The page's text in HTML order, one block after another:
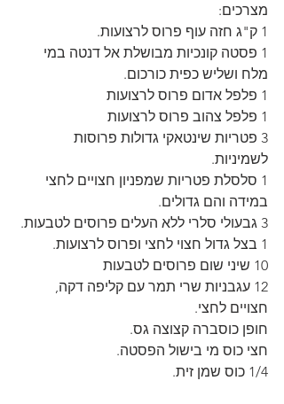
מצרכים:
1 ק"ג חזה עוף פרוס לרצועות.
1 פסטה קונכיות מבושלת אל דנטה במי
מלח ושליש כפית כורכום.
1 פלפל אדום פרוס לרצועות
1 פלפל צהוב פרוס לרצועות
3 פטריות שינטאקי גדולות פרוסות
לשמיניות.
1 סלסלת פטריות שמפניון חצויים לחצי
במידה והם גדולים.
3 גבעולי סלרי ללא העלים פרוסים לטבעות.
1 בצל גדול חצוי לחצי ופרוס לרצועות.
10 שיני שום פרוסים לטבעות
12 עגבניות שרי תמר עם קליפה דקה,
חצויים לחצי.
חופן כוסברה קצוצה גס.
חצי כוס מי בישול הפסטה.
1/4 כוס שמן זית.